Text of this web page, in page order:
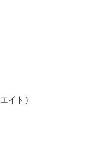
イト）